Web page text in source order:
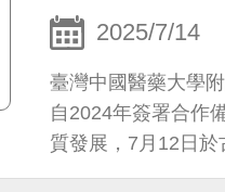
2025/7/14
臺灣中國醫藥大學
自2024年簽署合作
質發展，7月12日
Medical